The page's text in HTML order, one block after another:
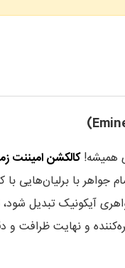
همیشه!کالکشن امیننت
جواهر با
آیکونیک تبدیل
و نهایت ظرافت